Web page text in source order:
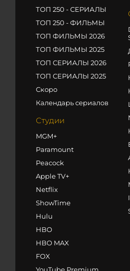
ТОП 250 - СЕРИАЛЫ
ТОП 250 - ФИЛЬМЫ
ТОП ФИЛЬМЫ 2026
ТОП ФИЛЬМЫ 2025
ТОП СЕРИАЛЫ 2026
ТОП СЕРИАЛЫ 2025
Скоро
Календарь сериалов
Студии
MGM+
Paramount
Peacock
Apple TV+
Netflix
ShowTime
Hulu
HBO
HBO MAX
FOX